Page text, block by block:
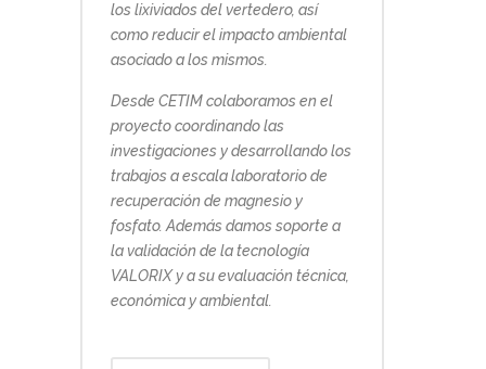
los lixiviados del vertedero, así
como reducir el impacto ambiental
asociado a los mismos.
Desde CETIM colaboramos en el
proyecto coordinando las
investigaciones y desarrollando los
trabajos a escala laboratorio de
recuperación de magnesio y
fosfato. Además damos soporte a
la validación de la tecnología
VALORIX y a su evaluación técnica,
económica y ambiental.